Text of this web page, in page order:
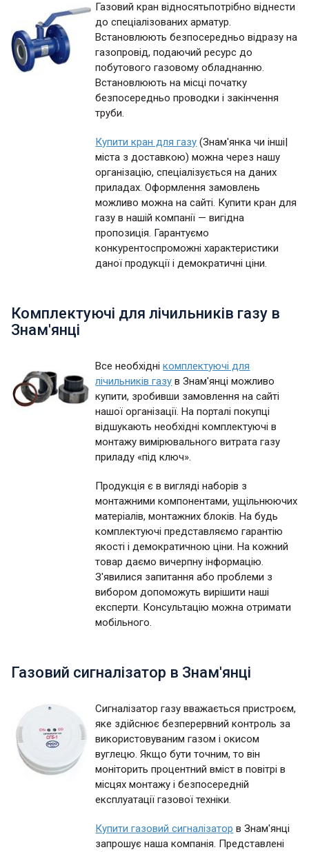
Газовий кран відносятьпотрібно віднести
до спеціалізованих арматур.
Встановлюють безпосередньо відразу на
газопровід, подаючий ресурс до
побутового газовому обладнанню.
Встановлюють на місці початку
безпосередньо проводки і закінчення
труби.
Купити кран для газу (Знам'янка чи інші|
міста з доставкою) можна через нашу
організацію, спеціалізується на даних
приладах. Оформлення замовлень
можливо можна на сайті. Купити кран для
газу в нашій компанії — вигідна
пропозиція. Гарантуємо
конкурентоспроможні характеристики
даної продукції і демократичні ціни.
Комплектуючі для лічильників газу в
Знам'янці
Все необхіднікомплектуючі для
лічильників газу в Знам'янці можливо
купити, зробивши замовлення на сайті
нашої організації. На порталі покупці
відшукають необхідні комплектуючі в
монтажу вимірювального витрата газу
приладу «під ключ».
Продукція є в вигляді наборів з
монтажними компонентами, ущільнюючих
матеріалів, монтажних блоків. На будь
комплектуючі представляємо гарантію
якості і демократичною ціни. На кожний
товар даємо вичерпну інформацію.
З'явилися запитання або проблеми з
вибором допоможуть вирішити наші
експерти. Консультацію можна отримати
мобільного.
Газовий сигналізатор в Знам'янці
Сигналізатор газу вважається пристроєм,
яке здійснює безперервний контроль за
використовуваним газом і окисом
вуглецю. Якщо бути точним, то він
моніторить процентний вміст в повітрі в
місцях монтажу і безпосередній
експлуатації газової техніки.
Купити газовий сигналізатор в Знам'янці
запрошує наша компанія. Представлені